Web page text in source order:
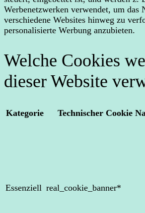
Werbenetzwerken verwendet, um das
verschiedene Websites hinweg zu
personalisierte Werbung anzubieten.
Welche Cookies
dieser Website
Kategorie Technischer Cookie
Essenziell real_cookie_banner*